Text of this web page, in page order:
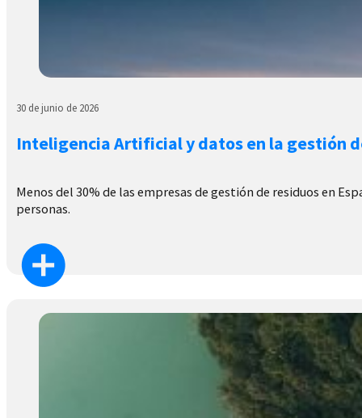
30 de junio de 2026
Inteligencia Artificial y datos en la gestión
Menos del 30% de las empresas de gestión de residuos en
personas.